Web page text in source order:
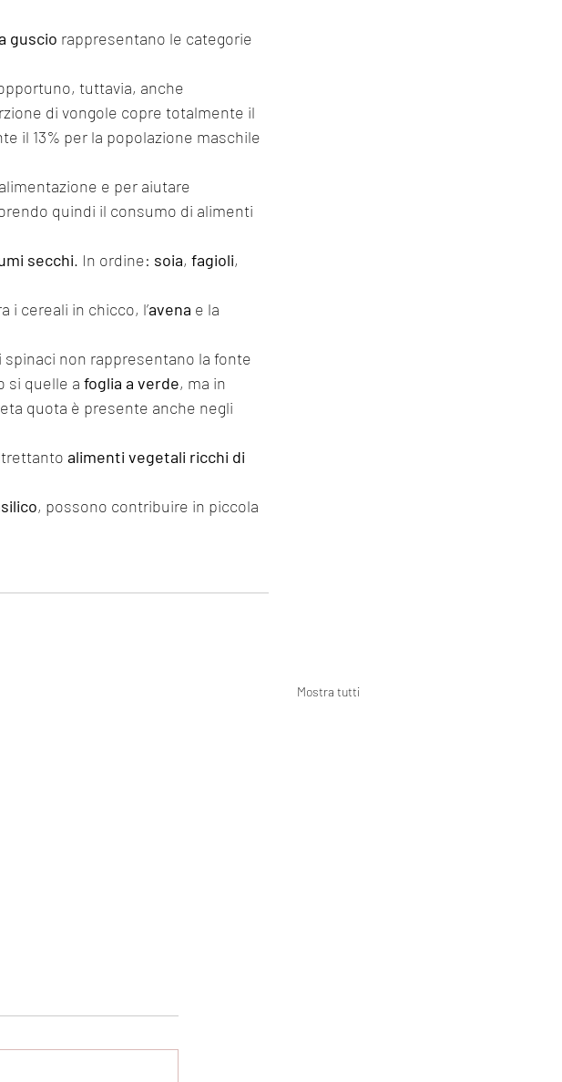
guscio rappresentano le categorie
tuttavia, anche
di vongole copre totalmente il
il 13% per la popolazione maschile
e per aiutare
quindi il consumo di alimenti
secchi. In ordine: soia, fagioli,
i cereali in chicco, l’avena e la
non rappresentano la fonte
si quelle a foglia a verde, ma in
quota è presente anche negli
alimenti vegetali ricchi di
, possono contribuire in piccola
Mostra tutti